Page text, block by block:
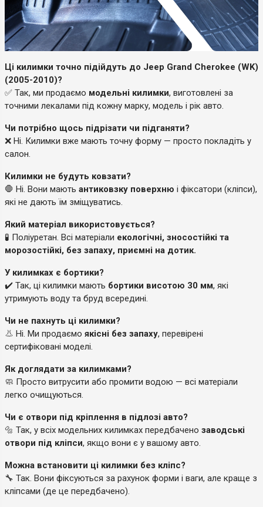
Ці килимки точно підійдуть до Jeep Grand Cherokee (WK)
(2005-2010)?
✅ Так, ми продаємо модельні килимки, виготовлені за
точними лекалами під кожну марку, модель і рік авто.
Чи потрібно щось підрізати чи підганяти?
❌ Ні. Килимки вже мають точну форму — просто покладіть у
салон.
Килимки не будуть ковзати?
🛑 Ні. Вони мають антиковзку поверхню і фіксатори (кліпси),
які не дають їм зміщуватись.
Який матеріал використовується?
🧪 Поліуретан. Всі матеріали екологічні, зносостійкі та
морозостійкі, без запаху, приємні на дотик.
У килимках є бортики?
✔️ Так, ці килимки мають бортики висотою 30 мм, які
утримують воду та бруд всередині.
Чи не пахнуть ці килимки?
👃 Ні. Ми продаємо якісні без запаху, перевірені
сертифіковані моделі.
Як доглядати за килимками?
🧼 Просто витрусити або промити водою — всі матеріали
легко очищуються.
Чи є отвори під кріплення в підлозі авто?
🔩 Так, у всіх модельних килимках передбачено заводські
отвори під кліпси, якщо вони є у вашому авто.
Можна встановити ці килимки без кліпс?
🔧 Так. Вони фіксуються за рахунок форми і ваги, але краще з
кліпсами (де це передбачено).